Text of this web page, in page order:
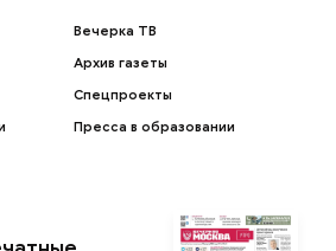
Вечерка ТВ
Архив газеты
Спецпроекты
Пресса в образовании